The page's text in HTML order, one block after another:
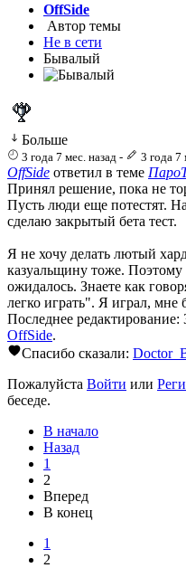
OffSide
Автор темы
Не в сети
Бывалый
Больше
3 года 7 мес. назад - 3 года 7
OffSide ответил в теме
Принял решение, пока не
Пусть люди еще потестят.
сделаю закрытый бета тест.
Я не хочу делать лютый
казуальщину тоже.
ожидалось. Знаете как
легко играть". Я играл, мне
Последнее редактирование:
OffSide.
Спасибо сказали:
Пожалуйста Войти или
беседе.
В начало
Назад
1
2
Вперед
В конец
1
2